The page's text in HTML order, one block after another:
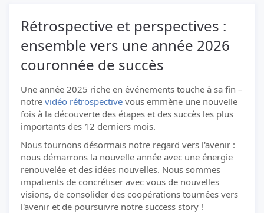
Rétrospective et perspectives :
ensemble vers une année 2026
couronnée de succès
Une année 2025 riche en événements touche à sa fin –
notre vidéo rétrospective vous emmène une nouvelle
fois à la découverte des étapes et des succès les plus
importants des 12 derniers mois.
Nous tournons désormais notre regard vers l'avenir :
nous démarrons la nouvelle année avec une énergie
renouvelée et des idées nouvelles. Nous sommes
impatients de concrétiser avec vous de nouvelles
visions, de consolider des coopérations tournées vers
l'avenir et de poursuivre notre success story !